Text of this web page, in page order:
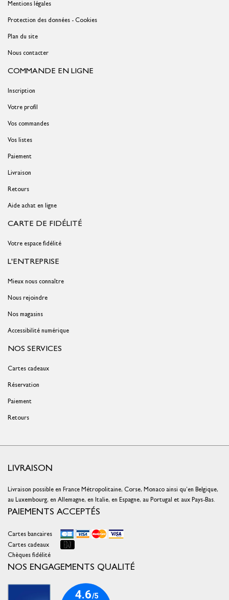
Mentions légales
Protection des données - Cookies
Plan du site
Nous contacter
COMMANDE EN LIGNE
Inscription
Votre profil
Vos commandes
Vos listes
Paiement
Livraison
Retours
Aide achat en ligne
CARTE DE FIDÉLITÉ
Votre espace fidélité
L'ENTREPRISE
Mieux nous connaître
Nous rejoindre
Nos magasins
Accessibilité numérique
NOS SERVICES
Cartes cadeaux
Réservation
Paiement
Retours
LIVRAISON
Livraison possible en France Métropolitaine, Corse, Monaco ainsi qu’en Belgique,
au Luxembourg, en Allemagne, en Italie, en Espagne, au Portugal et aux Pays-Bas.
PAIEMENTS ACCEPTÉS
Cartes bancaires
Cartes cadeaux
Chèques fidélité
NOS ENGAGEMENTS QUALITÉ